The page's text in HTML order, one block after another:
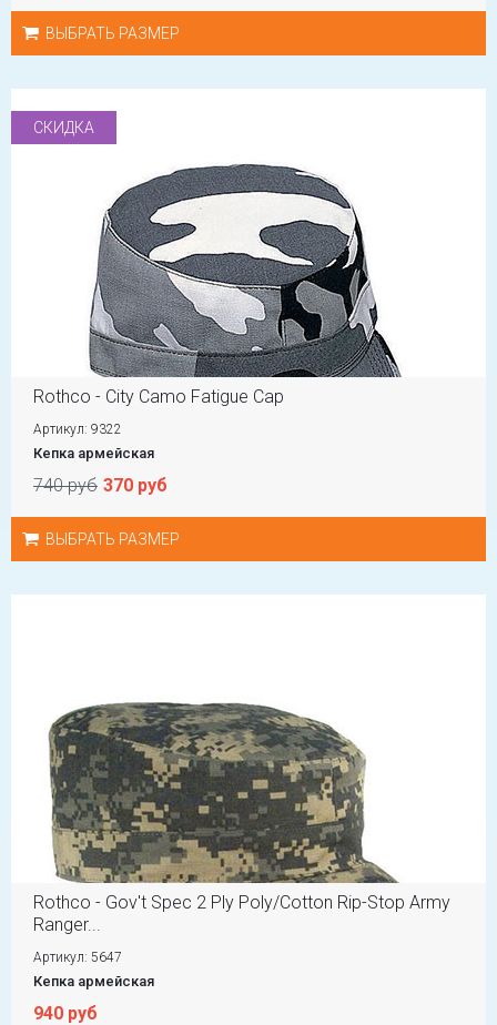
ВЫБРАТЬ РАЗМЕР
СКИДКА
Rothco - City Camo Fatigue Cap
Артикул: 9322
Кепка армейская
740 руб 370 руб
ВЫБРАТЬ РАЗМЕР
Rothco - Gov't Spec 2 Ply Poly/Cotton Rip-Stop Army
Ranger...
Артикул: 5647
Кепка армейская
940 руб